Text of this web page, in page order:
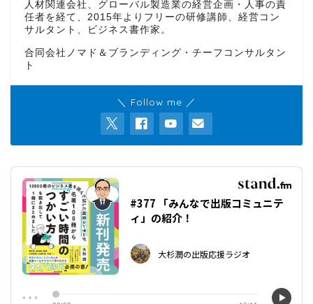
人材関連会社、グローバル製造業の経営企画・人事の責
任者を経て、2015年よりフリーの研修講師、経営コン
サルタント、ビジネス書作家。
合同会社ノマド＆ブランディング・チーフコンサルタン
ト
＼ Follow me ／